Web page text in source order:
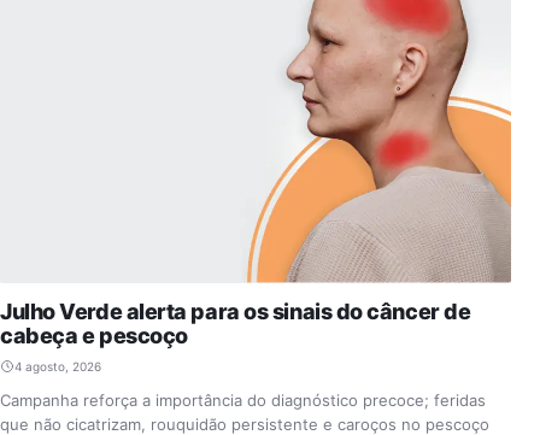
Julho Verde alerta para os sinais do câncer de
cabeça e pescoço
4 agosto, 2026
Campanha reforça a importância do diagnóstico precoce; feridas
que não cicatrizam, rouquidão persistente e caroços no pescoço